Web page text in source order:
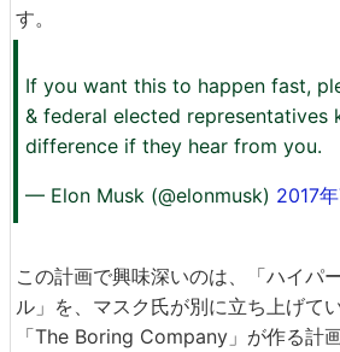
す。
If you want this to happen fast,
& federal elected representatives
difference if they hear from you.
— Elon Musk (@elonmusk) 2017
この計画で興味深いのは、「ハイパ
ル」を、マスク氏が別に立ち上げて
「The Boring Company」が作る計